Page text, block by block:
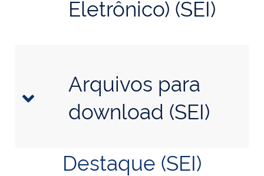
Eletrônico) (SEI)
Arquivos para
download (SEI)
Destaque (SEI)